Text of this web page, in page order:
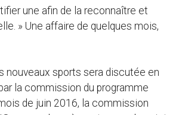
une afin de la reconnaître et
» Une affaire de quelques mois,
nouveaux sports sera discutée en
la commission du programme
de juin 2016, la commission